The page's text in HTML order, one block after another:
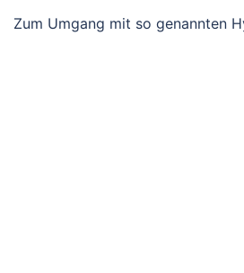
Zum Umgang mit so genannten